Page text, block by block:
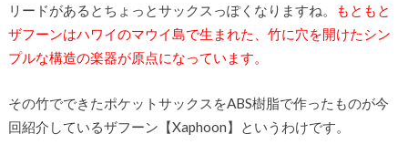
リードがあるとちょっとサックスっぽくなりますね。
もともと
ザフーンはハワイのマウイ島で生まれた、竹に穴を開けたシン
プルな構造の楽器が原点になっています。
その竹でできたポケットサックスをABS樹脂で作ったものが今
回紹介しているザフーン【Xaphoon】というわけです。